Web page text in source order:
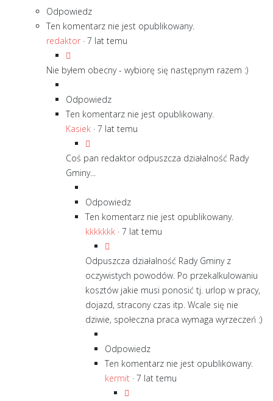
Odpowiedz
Ten komentarz nie jest opublikowany.
redaktor · 7 lat temu
Nie byłem obecny - wybiorę się następnym razem :)
Odpowiedz
Ten komentarz nie jest opublikowany.
Kasiek · 7 lat temu
Coś pan redaktor odpuszcza działalność Rady
Gminy...
Odpowiedz
Ten komentarz nie jest opublikowany.
kkkkkkk · 7 lat temu
Odpuszcza działalność Rady Gminy z
oczywistych powodów. Po przekalkulowaniu
kosztów jakie musi ponosić tj. urlop w pracy,
dojazd, stracony czas itp. Wcale się nie
dziwie, społeczna praca wymaga wyrzeczeń :)
Odpowiedz
Ten komentarz nie jest opublikowany.
kermit · 7 lat temu